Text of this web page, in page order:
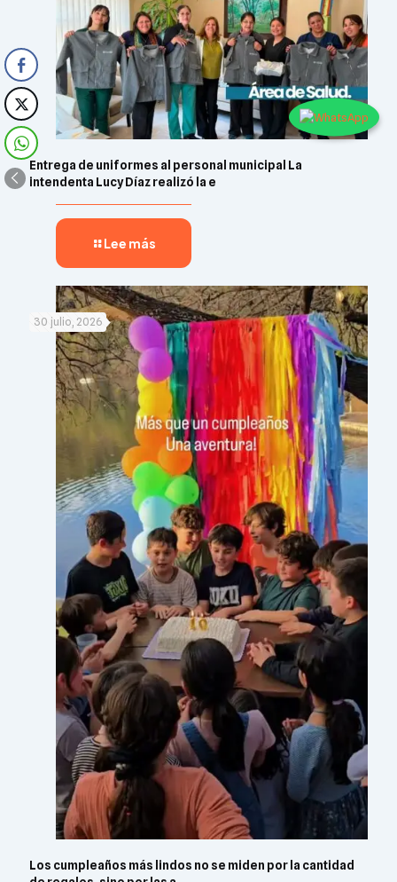
Entrega de uniformes al personal municipal La
intendenta Lucy Díaz realizó la e
Lee más
30 julio, 2026
Los cumpleaños más lindos no se miden por la cantidad